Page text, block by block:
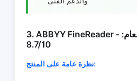
3. ABBYY FineReader - التقييم العام:
8.7/10
نظرة عامة على المنتج: